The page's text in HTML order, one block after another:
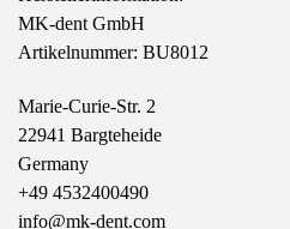
MK-dent GmbH
Artikelnummer: BU8012
Marie-Curie-Str. 2
22941 Bargteheide
Germany
+49 4532400490
info@mk-dent.com